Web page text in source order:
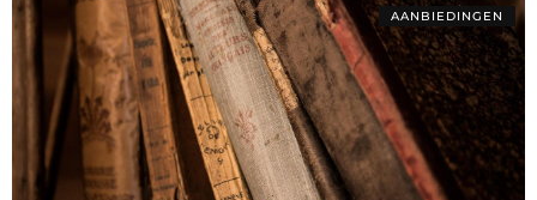
AANBIEDINGEN